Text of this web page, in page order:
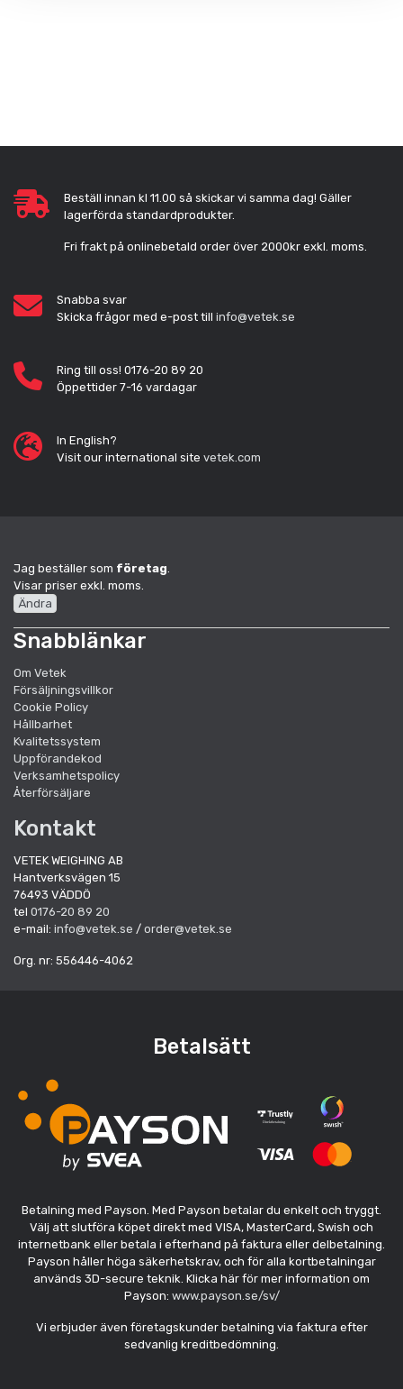
Beställ innan kl 11.00 så skickar vi samma dag! Gäller
lagerförda standardprodukter.
Fri frakt på onlinebetald order över 2000kr exkl. moms.
Snabba svar
Skicka frågor med e-post till info@vetek.se
Ring till oss! 0176-20 89 20
Öppettider 7-16 vardagar
In English?
Visit our international site vetek.com
Jag beställer som företag
Visar priser exkl. moms.
Ändra
Snabblänkar
Om Vetek
Försäljningsvillkor
Cookie Policy
Hållbarhet
Kvalitetssystem
Uppförandekod
Verksamhetspolicy
Återförsäljare
Kontakt
VETEK WEIGHING AB
Hantverksvägen 15
76493 VÄDDÖ
tel 0176-20 89 20
e-mail: info@vetek.se / order@vetek.se
Org. nr: 556446-4062
Betalsätt
Betalning med Payson. Med Payson betalar du enkelt och tryggt.
Välj att slutföra köpet direkt med VISA, MasterCard, Swish och
internetbank eller betala i efterhand på faktura eller delbetalning.
Payson håller höga säkerhetskrav, och för alla kortbetalningar
används 3D-secure teknik. Klicka här för mer information om
Payson: www.payson.se/sv/
Vi erbjuder även företagskunder betalning via faktura efter
sedvanlig kreditbedömning.